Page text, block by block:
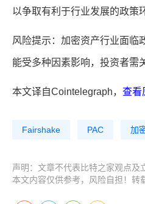
以争取有利于行业发展的政策
风险提示：加密资产行业面临
能受多种因素影响，投资者需
本文译自Cointelegraph， 查看
Fairshake PAC 加
声明：文章不代表比特之家观点
本文内容仅供参考，风险自担！转